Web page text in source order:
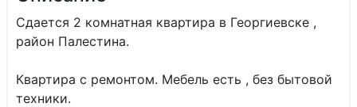
Сдается 2 комнатная квартира в Георгиевске ,
район Палестина.
Квартира с ремонтом. Мебель есть , без бытовой
техники.